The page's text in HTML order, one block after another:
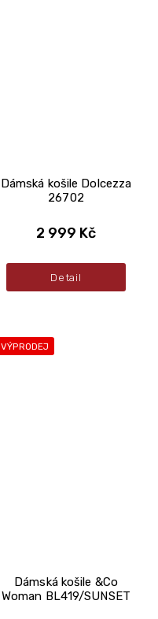
Dámská košile Dolcezza
26702
2 999 Kč
Detail
VÝPRODEJ
Dámská košile &Co
Woman BL419/SUNSET